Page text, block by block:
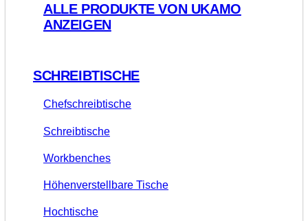
ALLE PRODUKTE VON UKAMO
ANZEIGEN
SCHREIBTISCHE
Chefschreibtische
Schreibtische
Workbenches
Höhenverstellbare Tische
Hochtische